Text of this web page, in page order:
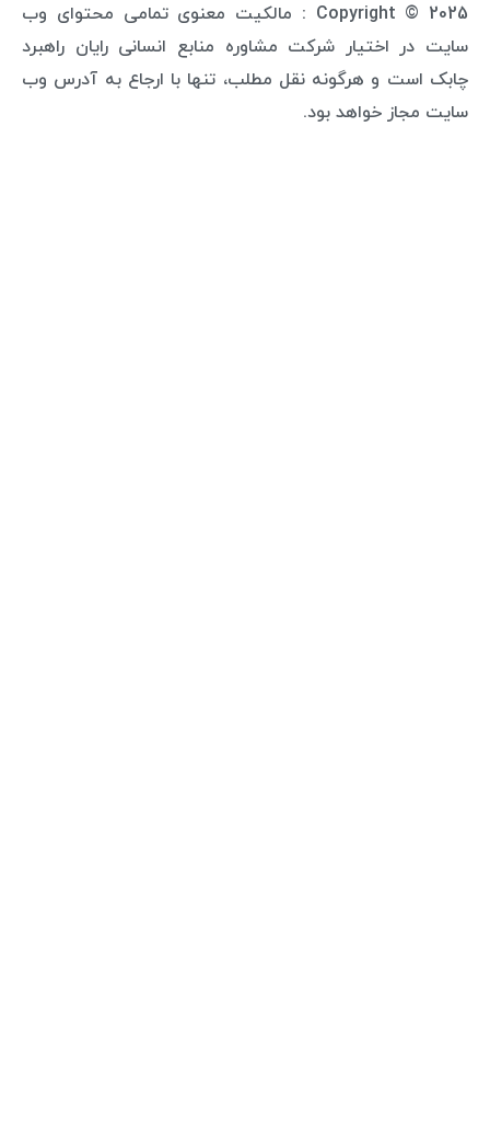
Copyright © 2025 : مالکیت معنوی تمامی محتوای وب
اختیار شرکت مشاوره منابع انسانی رایان راهبرد
و هرگونه نقل مطلب، تنها با ارجاع به آدرس وب
خواهد بود.